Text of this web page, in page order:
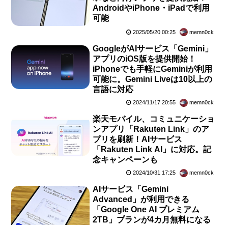
AndroidやiPhone・iPadで利用
可能
2025/05/20 00:25 memn0ck
GoogleがAIサービス「Gemini」
アプリのiOS版を提供開始！
iPhoneでも手軽にGeminiが利用
可能に。Gemini Liveは10以上の
言語に対応
2024/11/17 20:55 memn0ck
楽天モバイル、コミュニケーショ
ンアプリ「Rakuten Link」のア
プリを刷新！AIサービス
「Rakuten Link AI」に対応。記
念キャンペーンも
2024/10/31 17:25 memn0ck
AIサービス「Gemini
Advanced」が利用できる
「Google One AI プレミアム
2TB」プランが4カ月無料になる